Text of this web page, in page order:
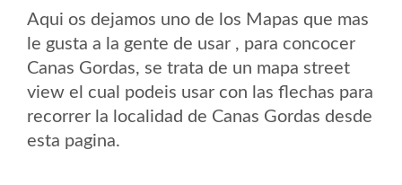
Aqui os dejamos uno de los Mapas que mas
le gusta a la gente de usar , para concocer
Canas Gordas, se trata de un mapa street
view el cual podeis usar con las flechas para
recorrer la localidad de Canas Gordas desde
esta pagina.